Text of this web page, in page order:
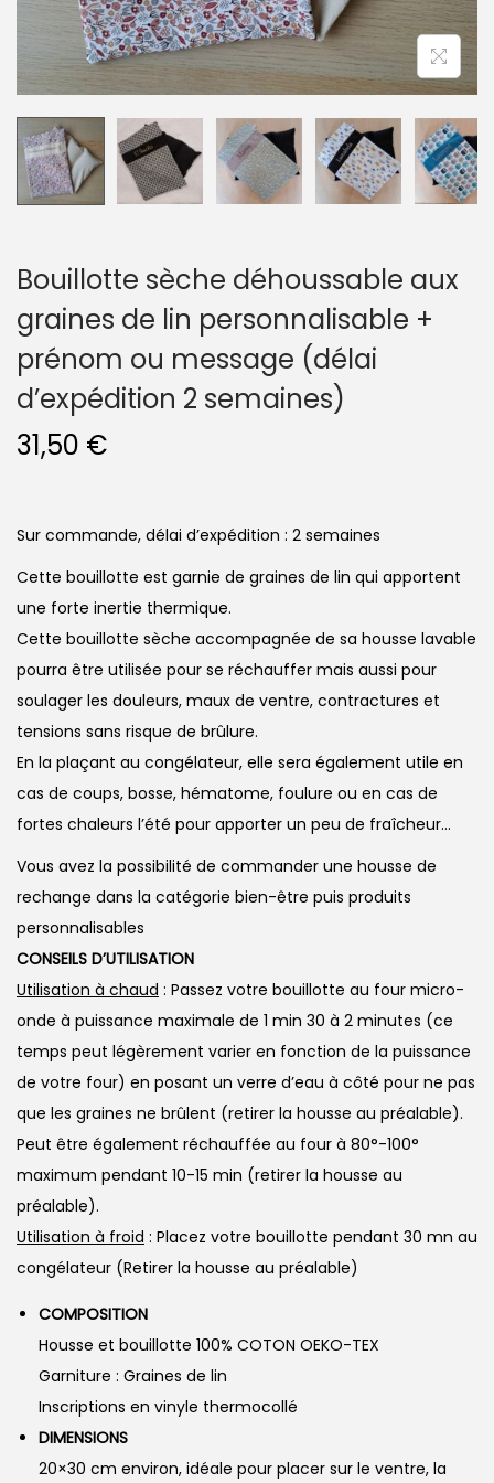
n
Bouillotte sèche déhoussable aux
graines de lin personnalisable +
prénom ou message (délai
d’expédition 2 semaines)
31,50 €
Sur commande, délai d’expédition : 2 semaines
Cette bouillotte est garnie de graines de lin qui apportent
une forte inertie thermique.
Cette bouillotte sèche accompagnée de sa housse lavable
pourra être utilisée pour se réchauffer mais aussi pour
soulager les douleurs, maux de ventre, contractures et
tensions sans risque de brûlure.
En la plaçant au congélateur, elle sera également utile en
cas de coups, bosse, hématome, foulure ou en cas de
fortes chaleurs l’été pour apporter un peu de fraîcheur…
Vous avez la possibilité de commander une housse de
rechange dans la catégorie bien-être puis produits
personnalisables
CONSEILS D’UTILISATION
Utilisation à chaud : Passez votre bouillotte au four micro-
onde à puissance maximale de 1 min 30 à 2 minutes (ce
temps peut légèrement varier en fonction de la puissance
de votre four) en posant un verre d’eau à côté pour ne pas
que les graines ne brûlent (retirer la housse au préalable).
Peut être également réchauffée au four à 80°-100°
maximum pendant 10-15 min (retirer la housse au
préalable).
Utilisation à froid : Placez votre bouillotte pendant 30 mn au
congélateur (Retirer la housse au préalable)
COMPOSITION
Housse et bouillotte 100% COTON OEKO-TEX
Garniture : Graines de lin
Inscriptions en vinyle thermocollé
DIMENSIONS
20×30 cm environ, idéale pour placer sur le ventre, la